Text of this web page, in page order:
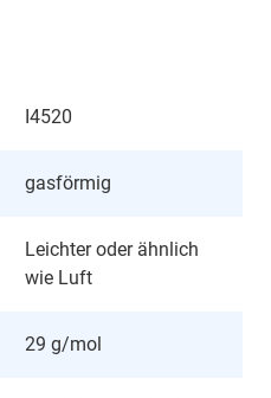
I4520
gasförmig
Leichter oder ähnlich
wie Luft
29 g/mol